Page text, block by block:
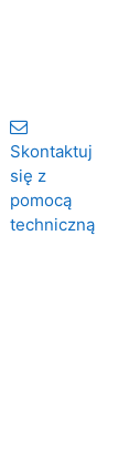
Skontaktuj
się z
pomocą
techniczną